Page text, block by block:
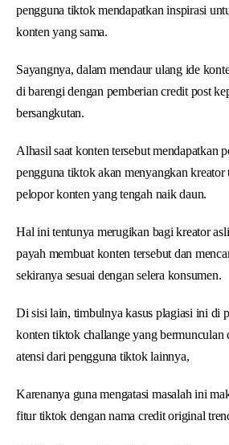
pengguna tiktok mendapatkan inspirasi
konten yang sama.
Sayangnya, dalam mendaur ulang ide
di barengi dengan pemberian credit post
bersangkutan.
Alhasil saat konten tersebut mendapatkan
pengguna tiktok akan menyangkan kreator
pelopor konten yang tengah naik daun.
Hal ini tentunya merugikan bagi kreator
payah membuat konten tersebut dan
sekiranya sesuai dengan selera konsumen.
Di sisi lain, timbulnya kasus plagiasi ini di
konten tiktok challange yang bermunculan
atensi dari pengguna tiktok lainnya,
Karenanya guna mengatasi masalah ini
fitur tiktok dengan nama credit original